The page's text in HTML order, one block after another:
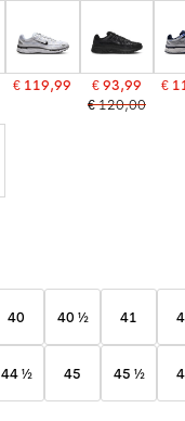
€ 119,99
€ 93,99
€ 120,00
€
40 40 ½ 41
44 ½ 45 45 ½